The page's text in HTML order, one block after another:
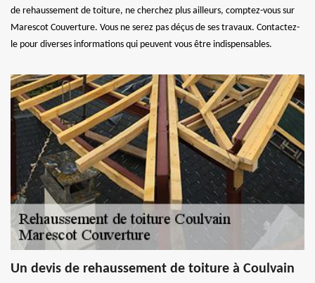
de rehaussement de toiture, ne cherchez plus ailleurs, comptez-vous sur
Marescot Couverture. Vous ne serez pas déçus de ses travaux. Contactez-
le pour diverses informations qui peuvent vous être indispensables.
Un devis de rehaussement de toiture à Coulvain